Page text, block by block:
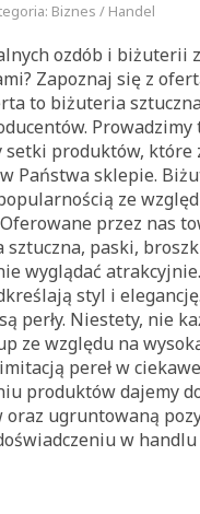
Biznes / Handel
ozdób i biżuterii
Zapoznaj się z
to biżuteria
setki produktów, które
Państwa sklepie.
ze
przez nas
sztuczna, paski,
wyglądać
styl i
perły. Niestety, nie
ze względu na
pereł w
produktów dajemy
ugruntowaną
w handlu